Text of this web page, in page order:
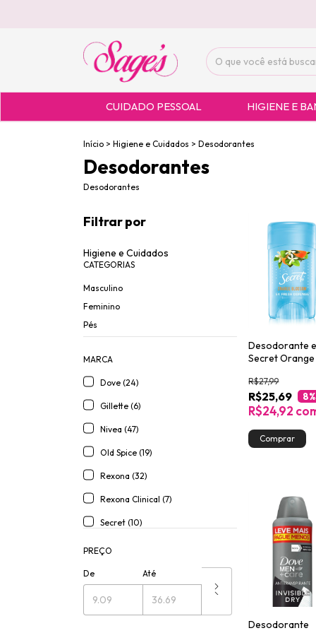
CUIDADO PESSOAL HIGIENE E
Início > Higiene e Cuidados > Desodorantes
Desodorantes
Desodorantes
Filtrar por
Higiene e Cuidados
CATEGORIAS
Masculino
Feminino
Pés
MARCA
Dove (24)
Gillette (6)
Nivea (47)
Old Spice (19)
Rexona (32)
Rexona Clinical (7)
Secret (10)
PREÇO
De Até
Desodorante
Secret
R$25,69
R$27,99
8
R$24,92
Desodorante